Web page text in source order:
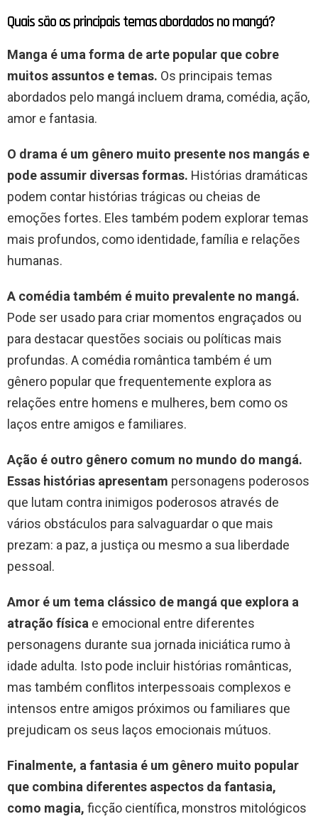
Quais são os principais temas abordados no mangá?
Manga é uma forma de arte popular que cobre
muitos assuntos e temas. Os principais temas
abordados pelo mangá incluem drama, comédia, ação,
amor e fantasia.
O drama é um gênero muito presente nos mangás e
pode assumir diversas formas. Histórias dramáticas
podem contar histórias trágicas ou cheias de
emoções fortes. Eles também podem explorar temas
mais profundos, como identidade, família e relações
humanas.
A comédia também é muito prevalente no mangá.
Pode ser usado para criar momentos engraçados ou
para destacar questões sociais ou políticas mais
profundas. A comédia romântica também é um
gênero popular que frequentemente explora as
relações entre homens e mulheres, bem como os
laços entre amigos e familiares.
Ação é outro gênero comum no mundo do mangá.
Essas histórias apresentam personagens poderosos
que lutam contra inimigos poderosos através de
vários obstáculos para salvaguardar o que mais
prezam: a paz, a justiça ou mesmo a sua liberdade
pessoal.
Amor é um tema clássico de mangá que explora a
atração física e emocional entre diferentes
personagens durante sua jornada iniciática rumo à
idade adulta. Isto pode incluir histórias românticas,
mas também conflitos interpessoais complexos e
intensos entre amigos próximos ou familiares que
prejudicam os seus laços emocionais mútuos.
Finalmente, a fantasia é um gênero muito popular
que combina diferentes aspectos da fantasia,
como magia, ficção científica, monstros mitológicos